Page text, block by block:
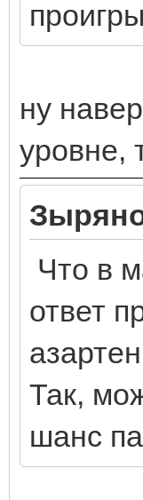
ну
уровне,
Что в
ответ
Так,
шанс